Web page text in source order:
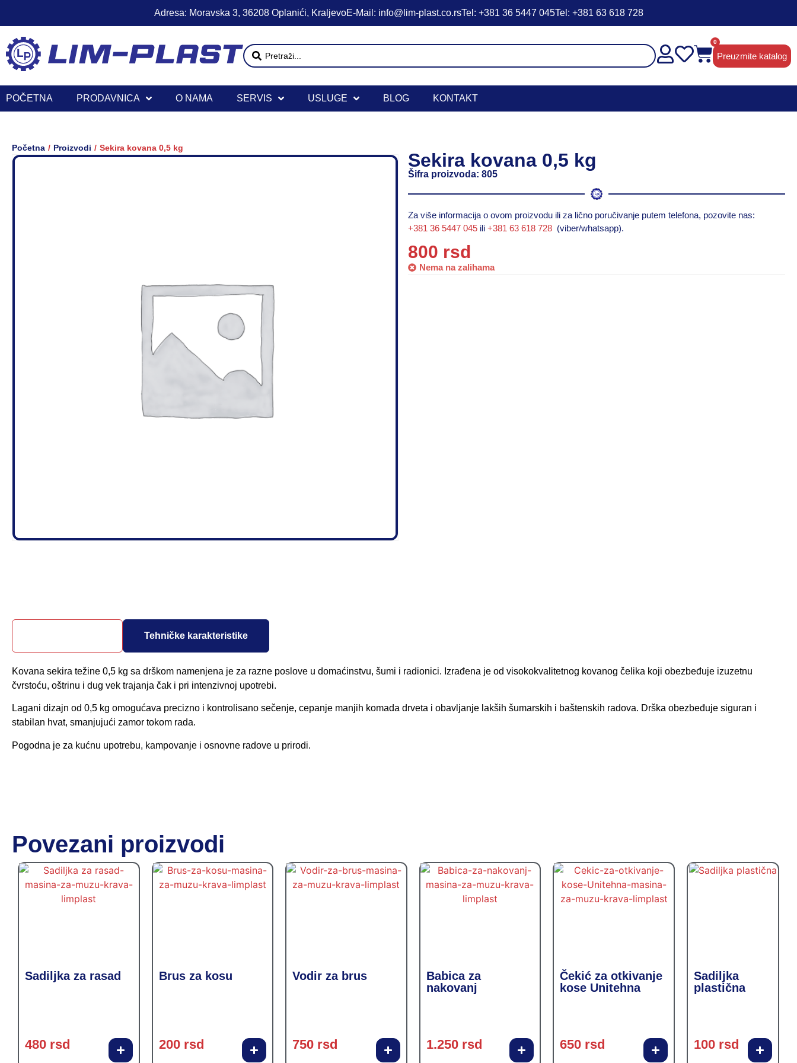
Adresa: Moravska 3, 36208 Oplanići, KraljevoE-Mail: info@lim-plast.co.rsTel: +381 36 5447 045Tel: +381 63 618 728
0
Preuzmite katalog
POČETNA PRODAVNICA O NAMA SERVIS USLUGE BLOG KONTAKT
Početna / Proizvodi / Sekira kovana 0,5 kg
Sekira kovana 0,5 kg
Šifra proizvoda: 805
Za više informacija o ovom proizvodu ili za lično poručivanje putem telefona, pozovite nas:
+381 36 5447 045 ili +381 63 618 728 (viber/whatsapp).
800 rsd
Nema na zalihama
Tehničke karakteristike
Kovana sekira težine 0,5 kg sa drškom namenjena je za razne poslove u domaćinstvu, šumi i radionici. Izrađena je od visokokvalitetnog kovanog čelika koji obezbeđuje izuzetnu
čvrstoću, oštrinu i dug vek trajanja čak i pri intenzivnoj upotrebi.
Lagani dizajn od 0,5 kg omogućava precizno i kontrolisano sečenje, cepanje manjih komada drveta i obavljanje lakših šumarskih i baštenskih radova. Drška obezbeđuje siguran i
stabilan hvat, smanjujući zamor tokom rada.
Pogodna je za kućnu upotrebu, kampovanje i osnovne radove u prirodi.
Povezani proizvodi
Sadiljka za rasad
480 rsd
Brus za kosu
200 rsd
Vodir za brus
750 rsd
Babica za
nakovanj
1.250 rsd
Čekić za otkivanje
kose Unitehna
650 rsd
Sadiljka
plastična
100 rsd